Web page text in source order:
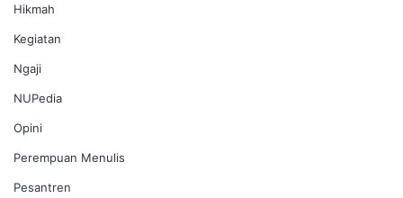
Hikmah
Kegiatan
Ngaji
NUPedia
Opini
Perempuan Menulis
Pesantren